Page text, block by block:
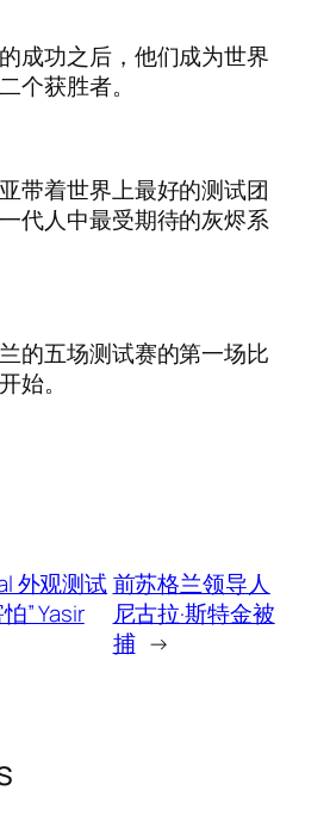
成功之后，他们成为世界
个获胜者。
带着世界上最好的测试团
代人中最受期待的灰烬系
的五场测试赛的第一场比
始。
外观测试
” Yasir
前苏格兰领导人
尼古拉·斯特金被
捕 →